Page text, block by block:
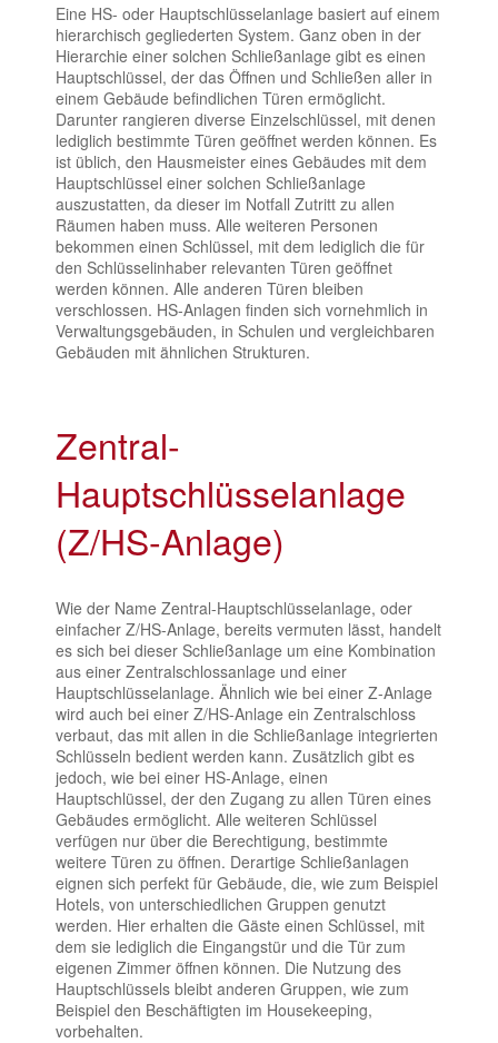
Eine HS- oder Hauptschlüsselanlage basiert auf einem
hierarchisch gegliederten System. Ganz oben in der
Hierarchie einer solchen Schließanlage gibt es einen
Hauptschlüssel, der das Öffnen und Schließen aller in
einem Gebäude befindlichen Türen ermöglicht.
Darunter rangieren diverse Einzelschlüssel, mit denen
lediglich bestimmte Türen geöffnet werden können. Es
ist üblich, den Hausmeister eines Gebäudes mit dem
Hauptschlüssel einer solchen Schließanlage
auszustatten, da dieser im Notfall Zutritt zu allen
Räumen haben muss. Alle weiteren Personen
bekommen einen Schlüssel, mit dem lediglich die für
den Schlüsselinhaber relevanten Türen geöffnet
werden können. Alle anderen Türen bleiben
verschlossen. HS-Anlagen finden sich vornehmlich in
Verwaltungsgebäuden, in Schulen und vergleichbaren
Gebäuden mit ähnlichen Strukturen.
Zentral-
Hauptschlüsselanlage
(Z/HS-Anlage)
Wie der Name Zentral-Hauptschlüsselanlage, oder
einfacher Z/HS-Anlage, bereits vermuten lässt, handelt
es sich bei dieser Schließanlage um eine Kombination
aus einer Zentralschlossanlage und einer
Hauptschlüsselanlage. Ähnlich wie bei einer Z-Anlage
wird auch bei einer Z/HS-Anlage ein Zentralschloss
verbaut, das mit allen in die Schließanlage integrierten
Schlüsseln bedient werden kann. Zusätzlich gibt es
jedoch, wie bei einer HS-Anlage, einen
Hauptschlüssel, der den Zugang zu allen Türen eines
Gebäudes ermöglicht. Alle weiteren Schlüssel
verfügen nur über die Berechtigung, bestimmte
weitere Türen zu öffnen. Derartige Schließanlagen
eignen sich perfekt für Gebäude, die, wie zum Beispiel
Hotels, von unterschiedlichen Gruppen genutzt
werden. Hier erhalten die Gäste einen Schlüssel, mit
dem sie lediglich die Eingangstür und die Tür zum
eigenen Zimmer öffnen können. Die Nutzung des
Hauptschlüssels bleibt anderen Gruppen, wie zum
Beispiel den Beschäftigten im Housekeeping,
vorbehalten.